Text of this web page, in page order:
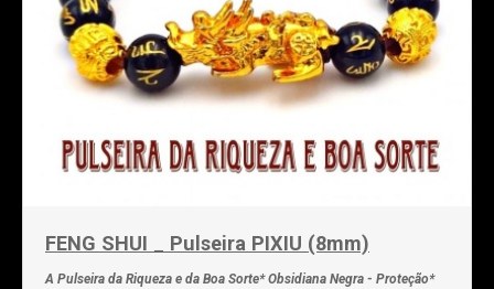
FENG SHUI _ Pulseira PIXIU (8mm)
A Pulseira da Riqueza e da Boa Sorte* Obsidiana Negra - Proteção*